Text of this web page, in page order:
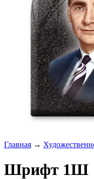
Главная →
Шрифт 1Ш